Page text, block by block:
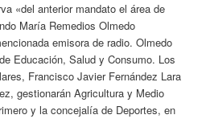
«del anterior mandato el área de
María Remedios Olmedo
emisora de radio. Olmedo
Educación, Salud y Consumo. Los
Francisco Javier Fernández Lara
gestionarán Agricultura y Medio
y la concejalía de Deportes, en